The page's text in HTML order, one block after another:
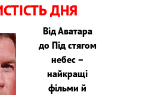
ДНЯ
Від Аватара
до Під стягом
небес –
найкращі
фільми й